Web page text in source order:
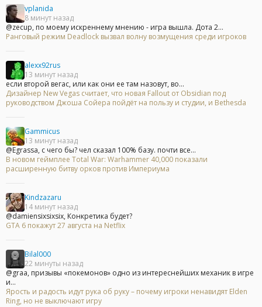
vplanida
8 минут назад
@zecup, по моему искреннему мнению - игра вышла. Дота 2...
Ранговый режим Deadlock вызвал волну возмущения среди игроков
alexx92rus
13 минут назад
если второй вегас, или как они ее там назовут, во...
Дизайнер New Vegas считает, что новая Fallout от Obsidian под
руководством Джоша Сойера пойдёт на пользу и студии, и Bethesda
Gammicus
13 минут назад
@Egrassa, с чего бы? чел сказал 100% базу. почти все...
В новом геймплее Total War: Warhammer 40,000 показали
расширенную битву орков против Империума
Kindzazaru
14 минут назад
@damiensixsixsix, Конкретика будет?
GTA 6 покажут 27 августа на Netflix
Bilal000
22 минуты назад
@graa, призывы «покемонов» одно из интереснейших механик в игре
и...
Ярость и радость идут рука об руку – почему игроки ненавидят Elden
Ring, но не выключают игру